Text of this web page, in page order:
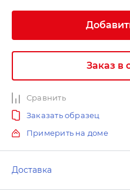
Заказ в
Сравнить
Заказать образец
Примерить на доме
Доставка